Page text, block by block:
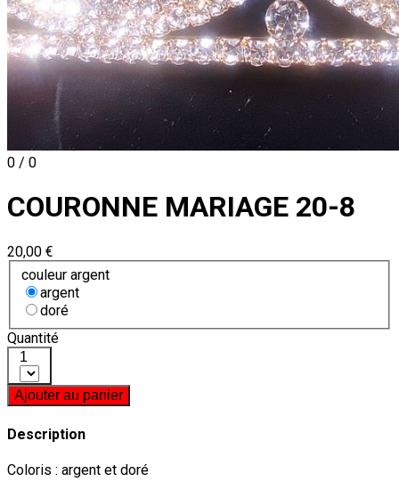
0 / 0
COURONNE MARIAGE 20-8
20,00 €
couleur argent
argent
doré
Quantité
1
Ajouter au panier
Description
Coloris : argent et doré